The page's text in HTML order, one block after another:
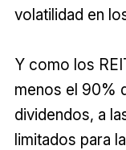
volatilidad en
Y como los
menos el 90%
dividendos, a
limitados para